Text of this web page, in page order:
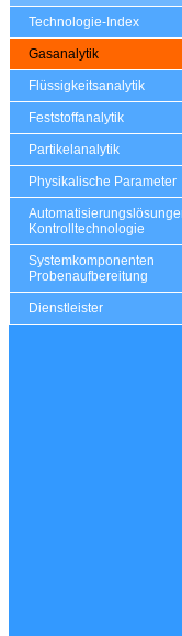
Technologie-Index
Gasanalytik
Flüssigkeitsanalytik
Feststoffanalytik
Partikelanalytik
Physikalische Parameter
Kontrolltechnologie
Systemkomponenten
Probenaufbereitung
Dienstleister